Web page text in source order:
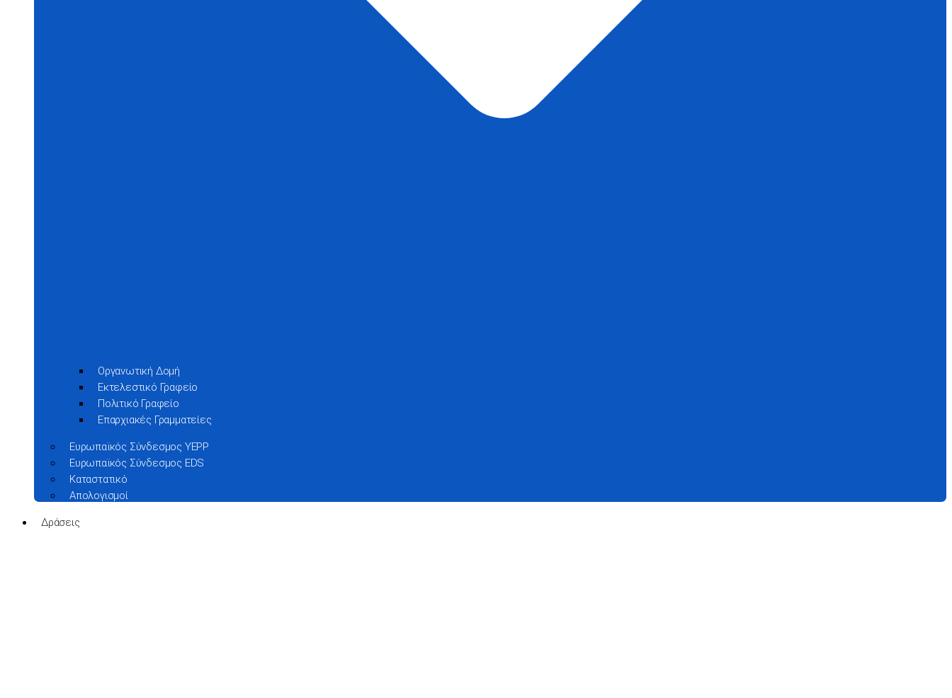
Οργανωτική Δομή
Εκτελεστικό Γραφείο
Πολιτικό Γραφείο
Επαρχιακές Γραμματείες
Ευρωπαϊκός Σύνδεσμος YEPP
Ευρωπαϊκός Σύνδεσμος EDS
Καταστατικό
Απολογισμοί
Δράσεις